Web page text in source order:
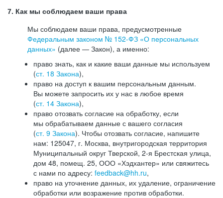
7. Как мы соблюдаем ваши права
Мы соблюдаем ваши права, предусмотренные
Федеральным законом № 152-ФЗ «О персональных
данных» (далее — Закон), а именно:
право знать, как и какие ваши данные мы используем
(ст. 18 Закона),
право на доступ к вашим персональным данным.
Вы можете запросить их у нас в любое время
(ст. 14 Закона),
право отозвать согласие на обработку, если
мы обрабатываем данные с вашего согласия
(ст. 9 Закона). Чтобы отозвать согласие, напишите
нам: 125047, г. Москва, внутригородская территория
Муниципальный округ Тверской, 2-я Брестская улица,
дом 48, помещ. 25, ООО «Хэдхантер» или свяжитесь
с нами по адресу: feedback@hh.ru,
право на уточнение данных, их удаление, ограничение
обработки или возражение против обработки.